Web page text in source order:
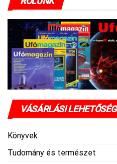
VÁSÁRLÁSI LEHETŐSÉG
Könyvek
Tudomány és természet